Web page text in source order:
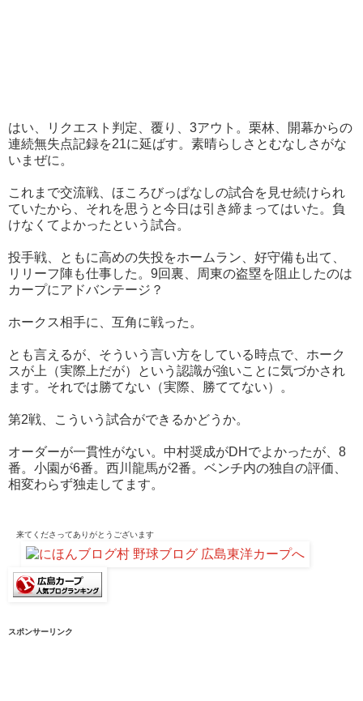
はい、リクエスト判定、覆り、3アウト。栗林、開幕からの
連続無失点記録を21に延ばす。素晴らしさとむなしさがな
いまぜに。
これまで交流戦、ほころびっぱなしの試合を見せ続けられ
ていたから、それを思うと今日は引き締まってはいた。負
けなくてよかったという試合。
投手戦、ともに高めの失投をホームラン、好守備も出て、
リリーフ陣も仕事した。9回裏、周東の盗塁を阻止したのは
カープにアドバンテージ？
ホークス相手に、互角に戦った。
とも言えるが、そういう言い方をしている時点で、ホーク
スが上（実際上だが）という認識が強いことに気づかされ
ます。それでは勝てない（実際、勝ててない）。
第2戦、こういう試合ができるかどうか。
オーダーが一貫性がない。中村奨成がDHでよかったが、8
番。小園が6番。西川龍馬が2番。ベンチ内の独自の評価、
相変わらず独走してます。
来てくださってありがとうございます
スポンサーリンク